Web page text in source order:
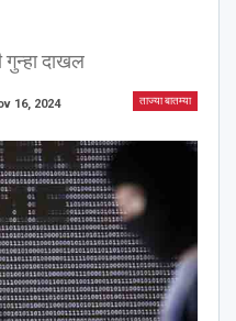
दाखल
ताज्या बातम्या
16, 2024